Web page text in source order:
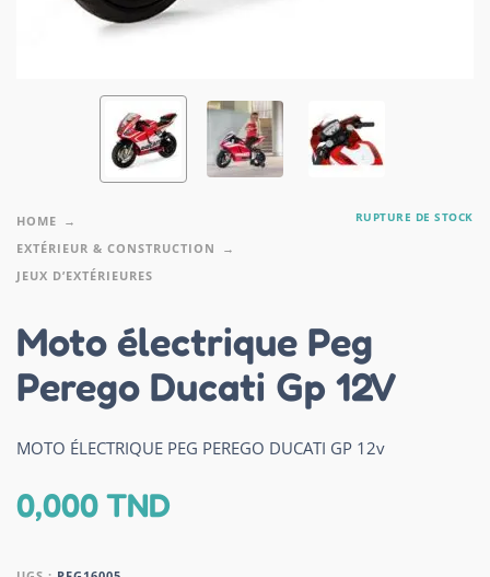
HOME
EXTÉRIEUR & CONSTRUCTION
JEUX D’EXTÉRIEURES
RUPTURE DE STOCK
Moto électrique Peg
Perego Ducati Gp 12V
MOTO ÉLECTRIQUE PEG PEREGO DUCATI GP 12v
0,000TND